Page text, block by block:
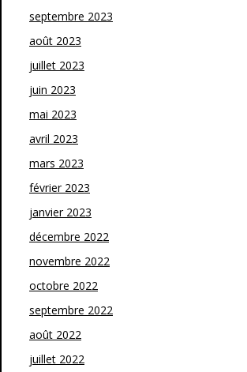
septembre 2023
août 2023
juillet 2023
juin 2023
mai 2023
avril 2023
mars 2023
février 2023
janvier 2023
décembre 2022
novembre 2022
octobre 2022
septembre 2022
août 2022
juillet 2022